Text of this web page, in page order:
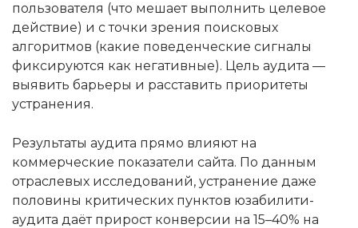
пользователя (что мешает выполнить целевое
действие) и с точки зрения поисковых
алгоритмов (какие поведенческие сигналы
фиксируются как негативные). Цель аудита —
выявить барьеры и расставить приоритеты
устранения.
Результаты аудита прямо влияют на
коммерческие показатели сайта. По данным
отраслевых исследований, устранение даже
половины критических пунктов юзабилити-
аудита даёт прирост конверсии на 15–40% на